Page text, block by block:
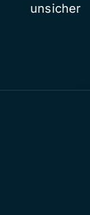
unsicher